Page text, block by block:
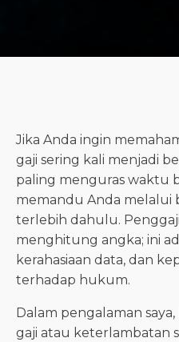
Jika Anda ingin
gaji sering kali menjadi
paling menguras waktu
memandu Anda melalui
terlebih dahulu.
menghitung angka; ini
kerahasiaan data, dan
terhadap hukum.
Dalam pengalaman
gaji atau keterlambatan